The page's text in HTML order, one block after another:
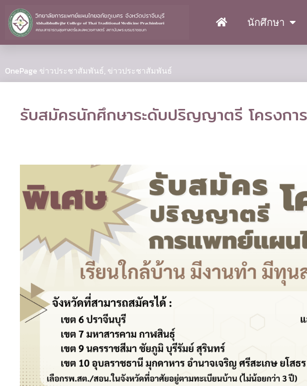
content
นักศึกษา
OnePage ข่าวประชาสัมพันธ์, ข่าวประชาสัมพันธ์
รับสมัครนักศึกษาระดับปริญญาตรี โครงกา